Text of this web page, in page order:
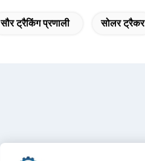
सौर ट्रैकिंग प्रणाली सोलर ट्रैकर